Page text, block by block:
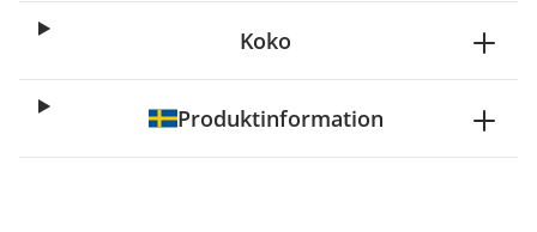
Koko
Produktinformation